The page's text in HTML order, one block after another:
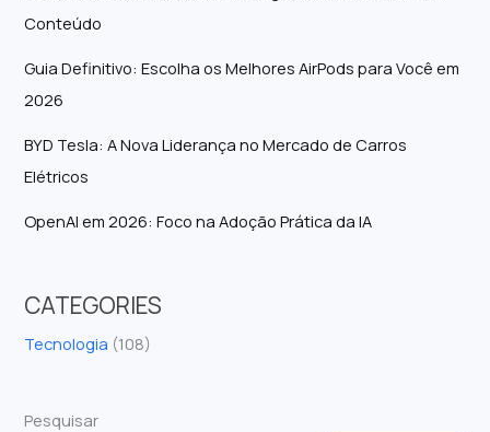
Conteúdo
Guia Definitivo: Escolha os Melhores AirPods para Você em
2026
BYD Tesla: A Nova Liderança no Mercado de Carros
Elétricos
OpenAI em 2026: Foco na Adoção Prática da IA
CATEGORIES
Tecnologia (108)
Pesquisar